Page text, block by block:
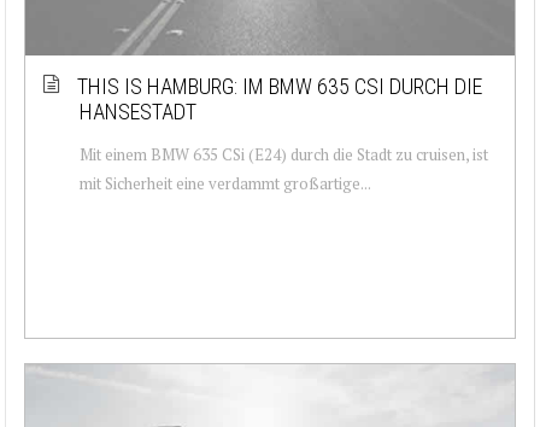
THIS IS HAMBURG: IM BMW 635 CSI DURCH DIE
HANSESTADT
Mit einem BMW 635 CSi (E24) durch die Stadt zu cruisen, ist
mit Sicherheit eine verdammt großartige...